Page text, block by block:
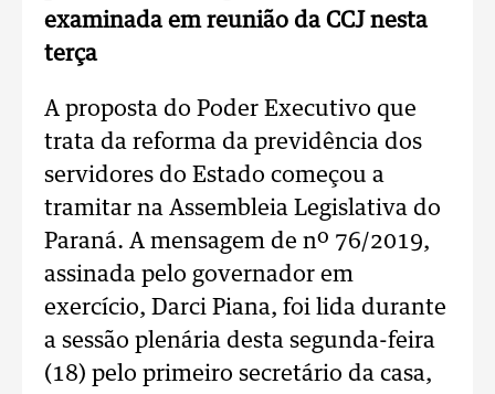
examinada em reunião da CCJ nesta
terça
A proposta do Poder Executivo que
trata da reforma da previdência dos
servidores do Estado começou a
tramitar na Assembleia Legislativa do
Paraná. A mensagem de nº 76/2019,
assinada pelo governador em
exercício, Darci Piana, foi lida durante
a sessão plenária desta segunda-feira
(18) pelo primeiro secretário da casa,